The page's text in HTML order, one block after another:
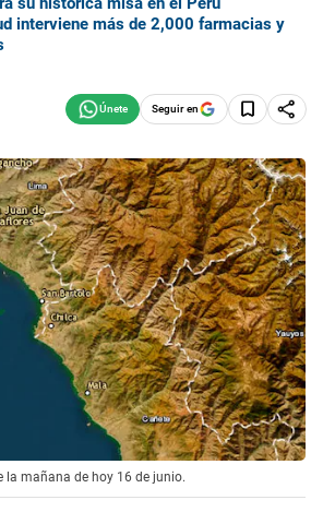
interviene más de 2,000 farmacias y
Seguir en
la mañana de hoy 16 de junio.